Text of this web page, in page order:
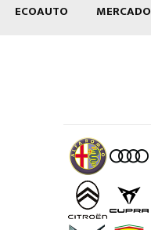
ECOAUTO MERCADO